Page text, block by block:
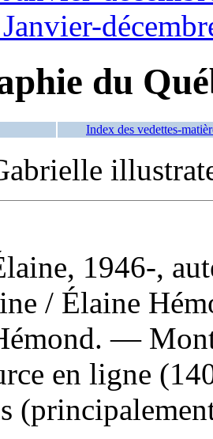
du
Index des vedettes-
1946-,
/ Élaine
—
en ligne